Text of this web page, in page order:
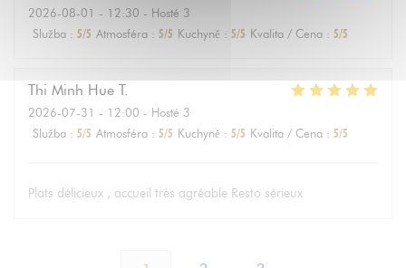
2026-08-01 - 12:30 - Hosté 3
Služba : 5/5 Atmosféra : 5/5 Kuchyně : 5/5 Kvalita / Cena : 5/5
Thi Minh Hue T
2026-07-31 - 12:00 - Hosté 3
Služba : 5/5 Atmosféra : 5/5 Kuchyně : 5/5 Kvalita / Cena : 5/5
Plats délicieux , accueil très agréable Resto sérieux